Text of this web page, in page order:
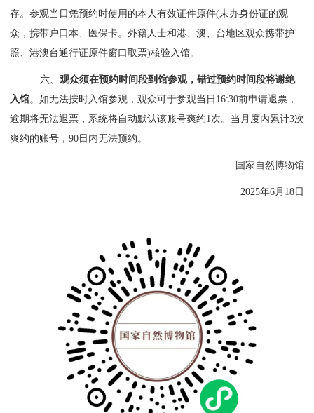
存。参观当日凭预约时使用的本人有效证件原件(未办身份证的观
众，携带户口本、医保卡。外籍人士和港、澳、台地区观众携带护
照、港澳台通行证原件窗口取票)核验入馆。
六、 观众须在预约时间段到馆参观，错过预约时间段将谢绝
入馆。如无法按时入馆参观，观众可于参观当日16:30前申请退票，
逾期将无法退票，系统将自动默认该账号爽约1次。当月度内累计3次
爽约的账号，90日内无法预约。
国家自然博物馆
2025年6月18日